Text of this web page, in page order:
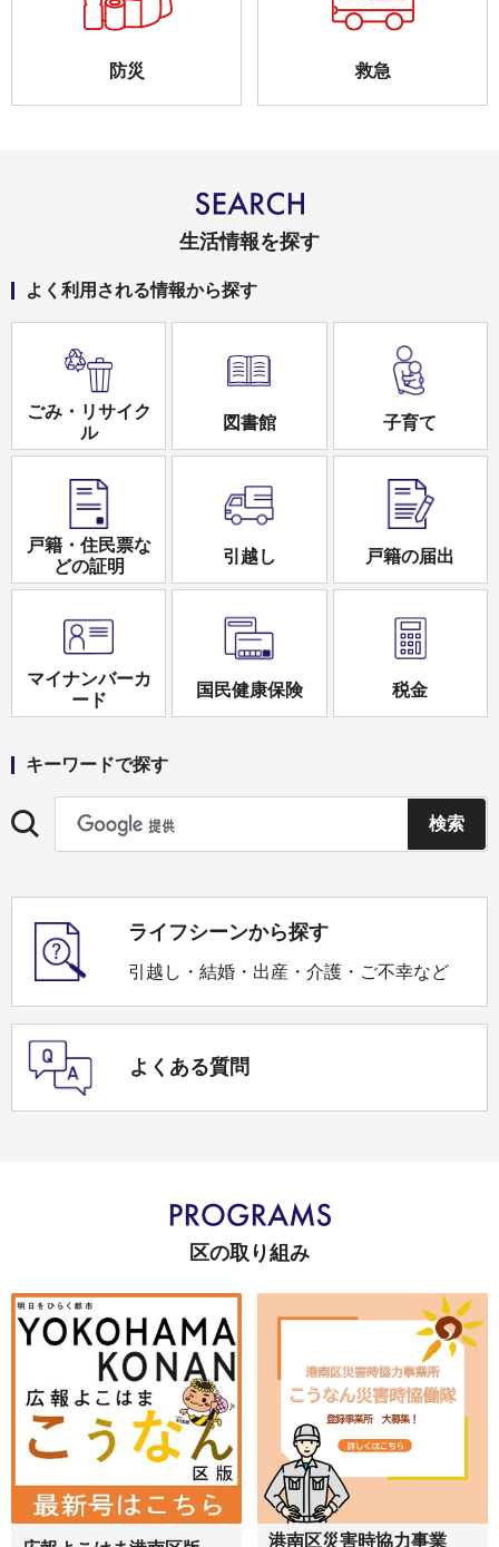
防災 救急
生活情報を探す
よく利用される情報から探す
ごみ・リサイク
ル
図書館 子育て
戸籍・住民票な
どの証明
引越し 戸籍の届出
マイナンバーカ
ード
国民健康保険 税金
キーワードで探す
ライフシーンから探す
引越し・結婚・出産・介護・ご不幸など
よくある質問
区の取り組み
港南区災害時協力事業